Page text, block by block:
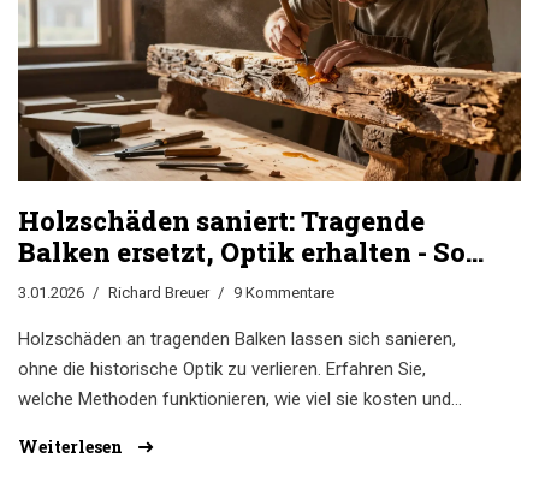
Holzschäden saniert: Tragende
Balken ersetzt, Optik erhalten - So
geht’s bei Altbausanierungen
3.01.2026 Richard Breuer 9 Kommentare
Holzschäden an tragenden Balken lassen sich sanieren,
ohne die historische Optik zu verlieren. Erfahren Sie,
welche Methoden funktionieren, wie viel sie kosten und
Weiterlesen